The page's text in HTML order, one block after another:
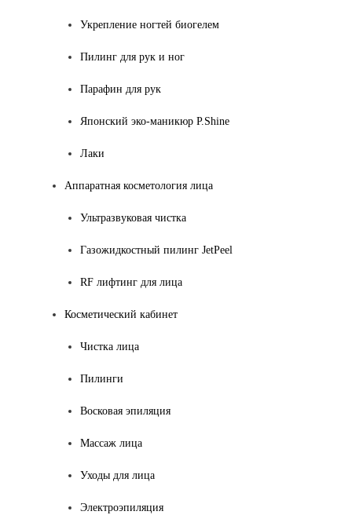
Укрепление ногтей биогелем
Пилинг для рук и ног
Парафин для рук
Японский эко-маникюр P.Shine
Лаки
Аппаратная косметология лица
Ультразвуковая чистка
Газожидкостный пилинг JetPeel
RF лифтинг для лица
Косметический кабинет
Чистка лица
Пилинги
Восковая эпиляция
Массаж лица
Уходы для лица
Электроэпиляция